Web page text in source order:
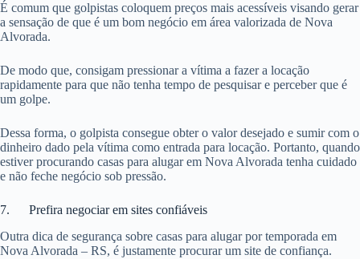
É comum que golpistas coloquem preços mais acessíveis visando gerar
a sensação de que é um bom negócio em área valorizada de Nova
Alvorada.
De modo que, consigam pressionar a vítima a fazer a locação
rapidamente para que não tenha tempo de pesquisar e perceber que é
um golpe.
Dessa forma, o golpista consegue obter o valor desejado e sumir com o
dinheiro dado pela vítima como entrada para locação. Portanto, quando
estiver procurando casas para alugar em Nova Alvorada tenha cuidado
e não feche negócio sob pressão.
7. Prefira negociar em sites confiáveis
Outra dica de segurança sobre casas para alugar por temporada em
Nova Alvorada – RS, é justamente procurar um site de confiança.